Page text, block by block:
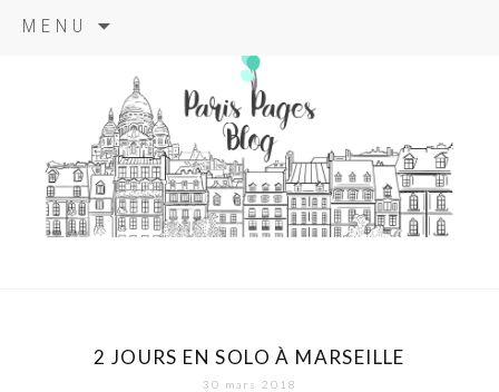
MENU
principal
paris pages
blog
2 JOURS EN SOLO À MARSEILLE
30 mars 2018